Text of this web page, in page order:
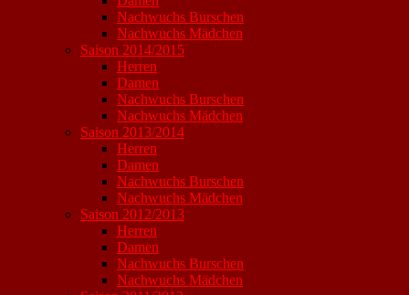
Nachwuchs Burschen
Nachwuchs Mädchen
Saison 2014/2015
Herren
Damen
Nachwuchs Burschen
Nachwuchs Mädchen
Saison 2013/2014
Herren
Damen
Nachwuchs Burschen
Nachwuchs Mädchen
Saison 2012/2013
Herren
Damen
Nachwuchs Burschen
Nachwuchs Mädchen